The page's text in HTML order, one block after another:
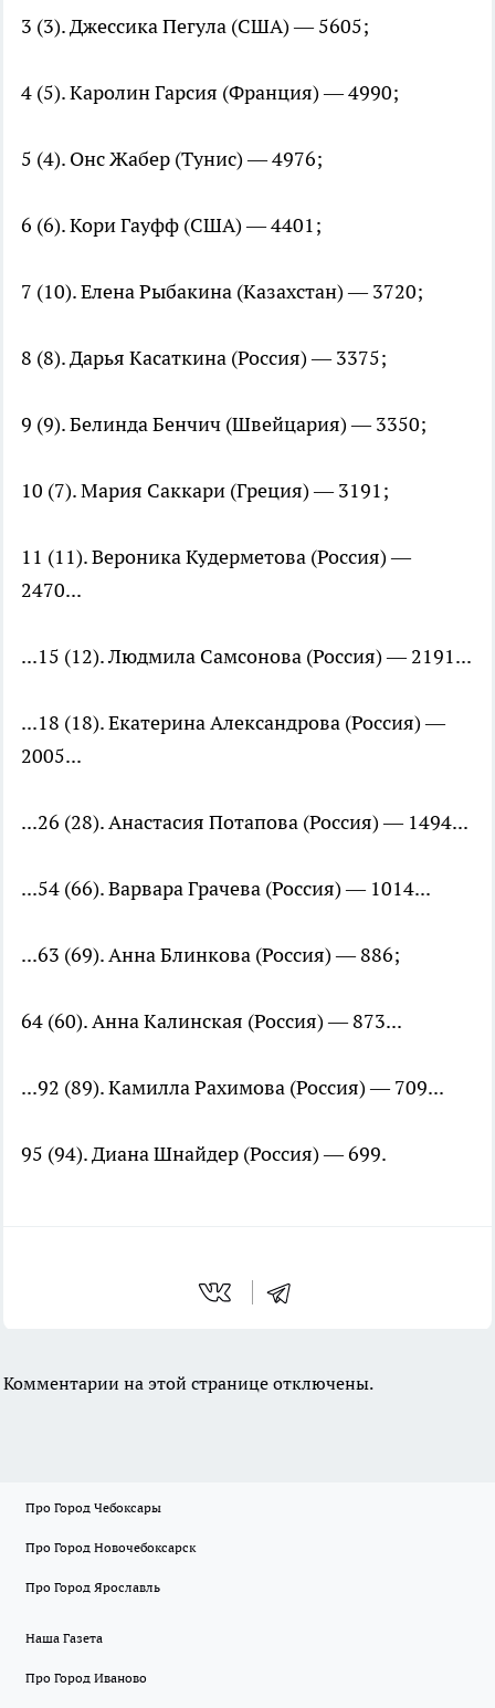
3 (3). Джессика Пегула (США) — 5605;
4 (5). Каролин Гарсия (Франция) — 4990;
5 (4). Онс Жабер (Тунис) — 4976;
6 (6). Кори Гауфф (США) — 4401;
7 (10). Елена Рыбакина (Казахстан) — 3720;
8 (8). Дарья Касаткина (Россия) — 3375;
9 (9). Белинда Бенчич (Швейцария) — 3350;
10 (7). Мария Саккари (Греция) — 3191;
11 (11). Вероника Кудерметова (Россия) —
2470...
...15 (12). Людмила Самсонова (Россия) — 2191...
...18 (18). Екатерина Александрова (Россия) —
2005...
...26 (28). Анастасия Потапова (Россия) — 1494...
...54 (66). Варвара Грачева (Россия) — 1014...
...63 (69). Анна Блинкова (Россия) — 886;
64 (60). Анна Калинская (Россия) — 873...
...92 (89). Камилла Рахимова (Россия) — 709...
95 (94). Диана Шнайдер (Россия) — 699.
Комментарии на этой странице отключены.
Про Город Чебоксары
Про Город Новочебоксарск
Про Город Ярославль
Наша Газета
Про Город Иваново